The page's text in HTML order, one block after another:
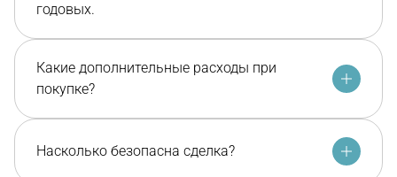
годовых.
Какие дополнительные расходы при
покупке?
Насколько безопасна сделка?